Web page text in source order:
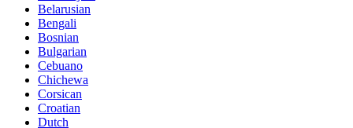
Belarusian
Bengali
Bosnian
Bulgarian
Cebuano
Chichewa
Corsican
Croatian
Dutch